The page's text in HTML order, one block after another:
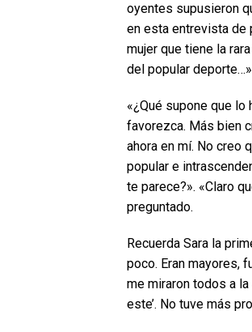
oyentes supusieron
en esta entrevista de
mujer que tiene la
del popular
«¿Qué supone que lo
favorezca. Más bien
ahora en mí. No creo
popular e
te parece?». «Claro
preguntado.
Recuerda Sara la
poco. Eran mayores,
me miraron todos a la
este’. No tuve más